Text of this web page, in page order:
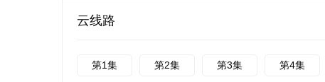
云线路
第1集 第2集 第3集 第4集